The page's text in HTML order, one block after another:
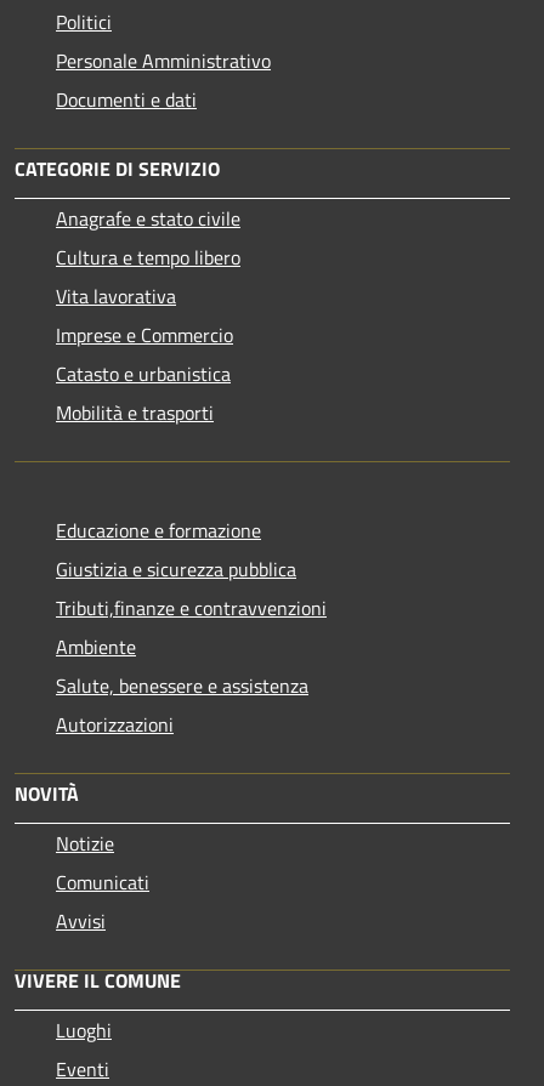
Politici
Personale Amministrativo
Documenti e dati
CATEGORIE DI SERVIZIO
Anagrafe e stato civile
Cultura e tempo libero
Vita lavorativa
Imprese e Commercio
Catasto e urbanistica
Mobilità e trasporti
Educazione e formazione
Giustizia e sicurezza pubblica
Tributi,finanze e contravvenzioni
Ambiente
Salute, benessere e assistenza
Autorizzazioni
NOVITÀ
Notizie
Comunicati
Avvisi
VIVERE IL COMUNE
Luoghi
Eventi